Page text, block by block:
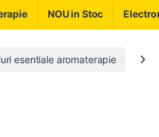
NOU in Stoc
esentiale aromaterapie